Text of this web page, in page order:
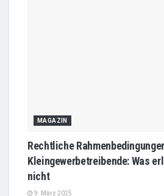
MAGAZIN
Rechtliche
Kleingewerbetreibende: Was
nicht
9. März 2025